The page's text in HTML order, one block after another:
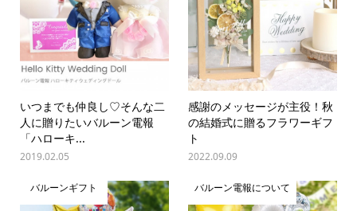
いつまでも仲良し♡そんな二
人に贈りたいバルーン電報
「ハローキ...
2019.02.05
感謝のメッセージが主役！秋
の結婚式に贈るフラワーギフ
ト
2022.09.09
バルーンギフト バルーン電報について